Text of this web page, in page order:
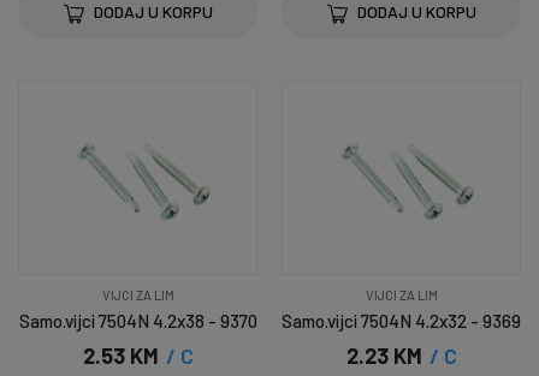
DODAJ U KORPU DODAJ U KORPU
VIJCI ZA LIM
Samo.vijci 7504N 4.2x38 - 9370
2.53 KM / C
VIJCI ZA LIM
Samo.vijci 7504N 4.2x32 - 9369
2.23 KM / C